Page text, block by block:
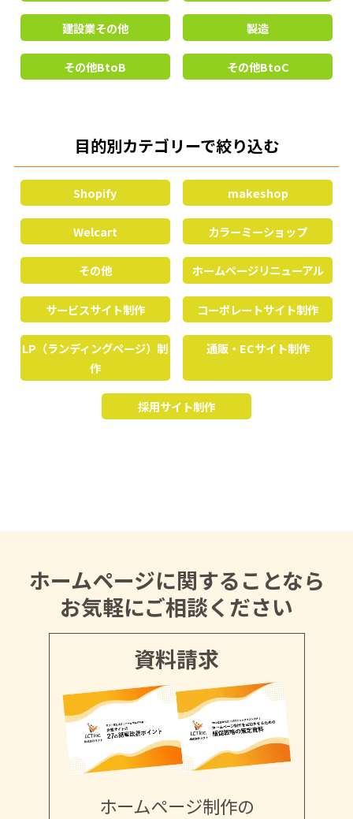
建設業その他 製造
その他BtoB その他BtoC
目的別カテゴリーで絞り込む
Shopify makeshop
Welcart カラーミーショップ
その他 ホームページリニューアル
サービスサイト制作 コーポレートサイト制作
LP（ランディングページ）制
作
通販・ECサイト制作
採用サイト制作
ホームページに関することなら
お気軽にご相談ください
資料請求
ホームページ制作の